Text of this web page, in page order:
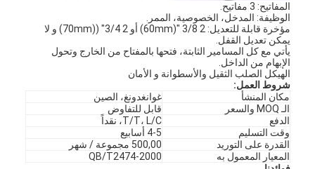
المفاتيح: 3 مفاتيح.
الوظيفة: المدخل، الخصوصية، الممر.
مؤخرة قابلة للتعديل: 2 3/8 "(60mm) أو 2 3/4" ((70mm) و لا
يمكن تعديل القفل.
يأتي مع كل المسامير الثابتة، فتحها بالمفتاح من الخارج وتحول
الإبهام من الداخل.
الهيكل الصلب الثقيل والأسطوانة و الأمان
شروط العمل:
مكان المنشأ
غوانغدونغ، الصين
الـ MOQ والسعر
قابل للتفاوض
الدفع
T/T، L/C، نقداً
وقت التسليم
4-5 أسابيع
القدرة على التوريد
500,00 مجموعة / شهر
المعيار المعمول به
QB/T2474-2000